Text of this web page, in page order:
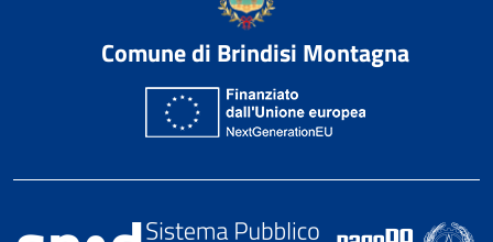
Comune di Brindisi Montagna